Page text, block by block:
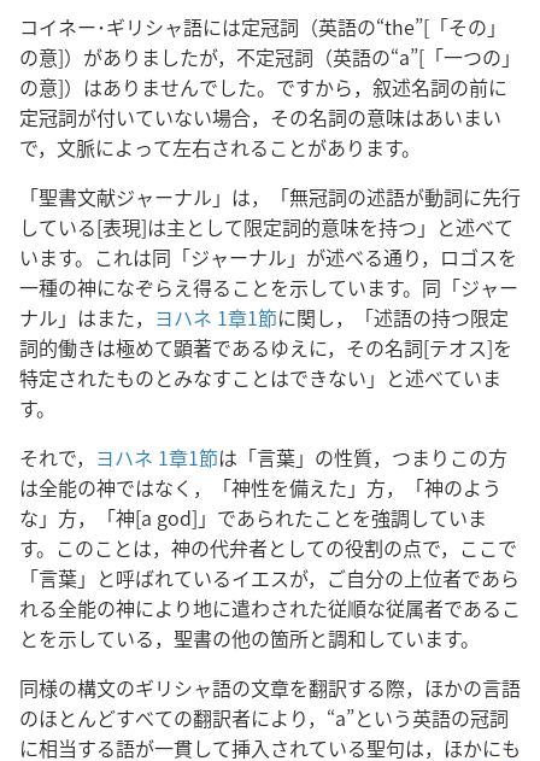
コイネー･ギリシャ語には定冠詞（英語の“the”[「その」
の意]）がありましたが，不定冠詞（英語の“a”[「一つの」
の意]）はありませんでした。ですから，叙述名詞の前に
定冠詞が付いていない場合，その名詞の意味はあいまい
で，文脈によって左右されることがあります。
「聖書文献ジャーナル」は，「無冠詞の述語が動詞に先行
している[表現]は主として限定詞的意味を持つ」と述べて
います。これは同「ジャーナル」が述べる通り，ロゴスを
一種の神になぞらえ得ることを示しています。同「ジャー
ナル」はまた， ヨハネ 1章1節に関し，「述語の持つ限定
詞的働きは極めて顕著であるゆえに，その名詞[テオス]を
特定されたものとみなすことはできない」と述べていま
す。
それで， ヨハネ 1章1節は「言葉」の性質，つまりこの方
は全能の神ではなく，「神性を備えた」方，「神のよう
な」方，「神[a god]」であられたことを強調していま
す。このことは，神の代弁者としての役割の点で，ここで
「言葉」と呼ばれているイエスが，ご自分の上位者であら
れる全能の神により地に遣わされた従順な従属者であるこ
とを示している，聖書の他の箇所と調和しています。
同様の構文のギリシャ語の文章を翻訳する際，ほかの言語
のほとんどすべての翻訳者により，“a”という英語の冠詞
に相当する語が一貫して挿入されている聖句は，ほかにも